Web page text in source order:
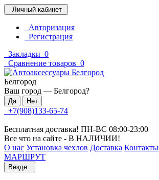
Личный кабинет
Авторизация
Регистрация
Закладки 0
Сравнение товаров 0
Белгород
Ваш город — Белгород?
+7(908)133-65-74
Бесплатная доставка! ПН-ВС 08:00-23:00
Все что на сайте - В НАЛИЧИИ!
О нас Установка чехлов Доставка Контакты
МАРШРУТ
Везде